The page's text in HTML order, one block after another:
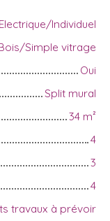
Electrique/Individuel
Simple vitrage
Oui
Split mural
34 m²
4
3
4
travaux à prévoir